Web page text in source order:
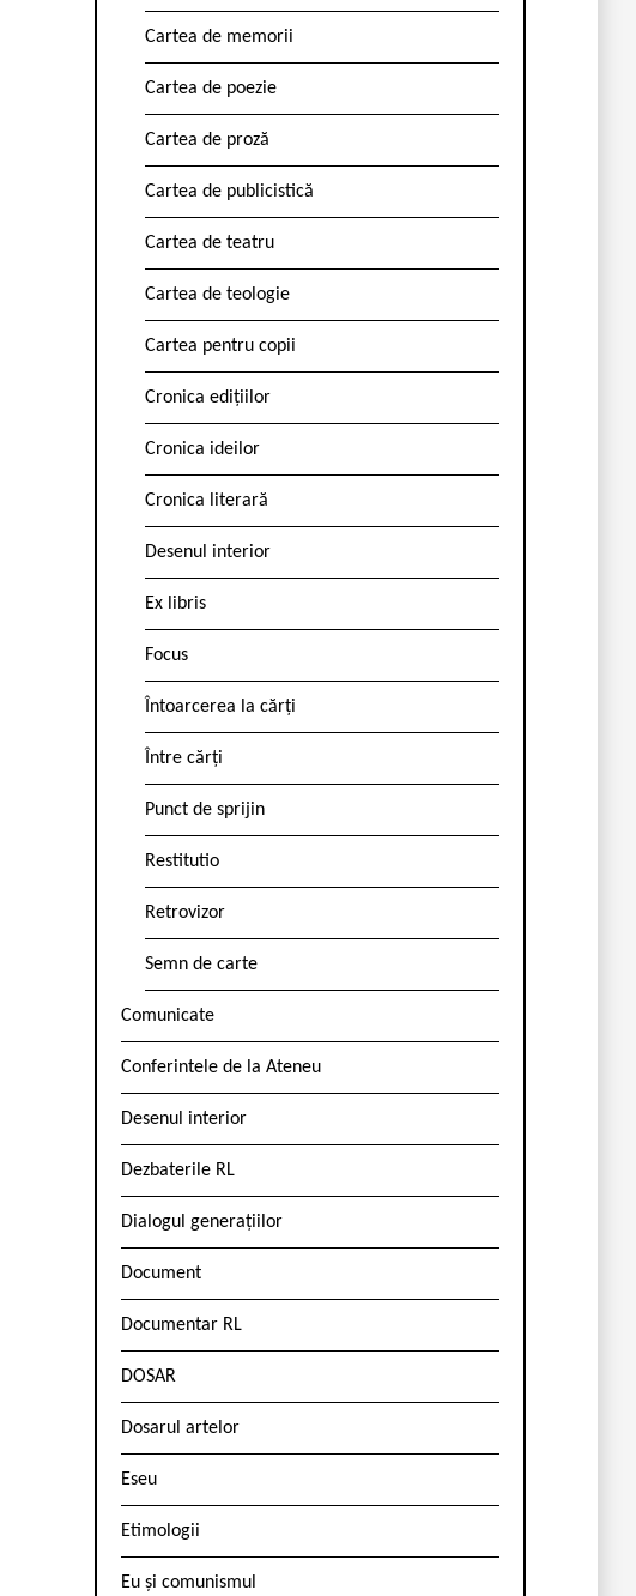
Cartea de memorii
Cartea de poezie
Cartea de proză
Cartea de publicistică
Cartea de teatru
Cartea de teologie
Cartea pentru copii
Cronica edițiilor
Cronica ideilor
Cronica literară
Desenul interior
Ex libris
Focus
Întoarcerea la cărți
Între cărți
Punct de sprijin
Restitutio
Retrovizor
Semn de carte
Comunicate
Conferintele de la Ateneu
Desenul interior
Dezbaterile RL
Dialogul generațiilor
Document
Documentar RL
DOSAR
Dosarul artelor
Eseu
Etimologii
Eu și comunismul